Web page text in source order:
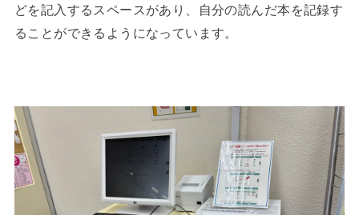
どを記入するスペースがあり、自分の読んだ本を記録す
ることができるようになっています。